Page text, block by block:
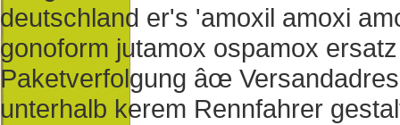
deutschland er's 'amoxil amoxi
gonoform jutamox ospamox
Paketverfolgung âœ
unterhalb kerem Rennfahrer